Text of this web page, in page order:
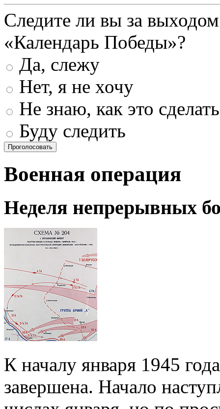
Следите ли вы за
«Календарь Победы»?
Да, слежу
Нет, я не хочу
Не знаю, как это сделать
Буду следить
Проголосовать
Военная операция
Неделя непрерывных
К началу января 1945
завершена. Начало